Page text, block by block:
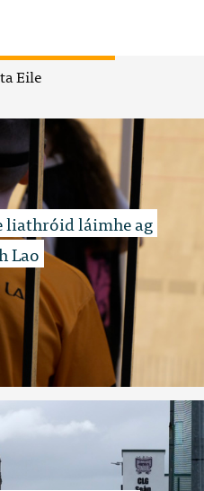
Eile
liathróid láimhe ag
Lao